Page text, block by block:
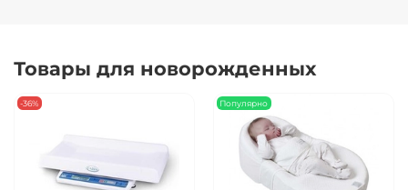
Товары для новорожденных
-36% Популярно